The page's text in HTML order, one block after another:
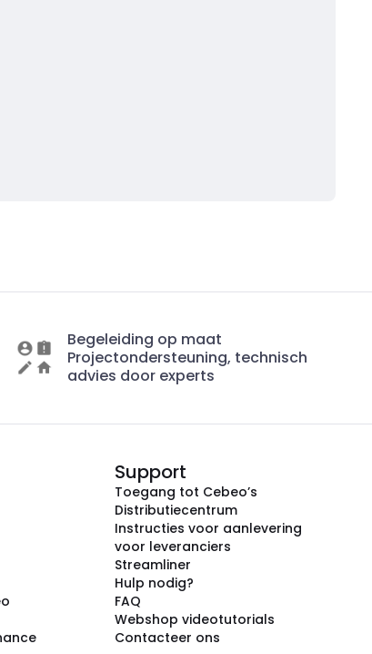
Begeleiding op maat
Projectondersteuning, technisch
advies door experts
Support
Toegang tot Cebeo’s
Distributiecentrum
Instructies voor aanlevering
voor leveranciers
Streamliner
Hulp nodig?
FAQ
Webshop videotutorials
Contacteer ons